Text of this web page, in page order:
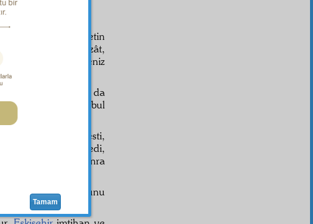
o memleketin
istemiş. O zât,
başka yok. İsterseniz
oraya toplattı. O da
im ise ve emri kabul
ini kesti,
i dinlemedi,
Yanına gitti. Sonra
müridim bulunduğunu
Tamam